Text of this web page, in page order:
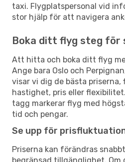
taxi. Flygplatspersonal vid
stor hjälp för att navigera
Boka ditt flyg steg för
Att hitta och boka ditt flyg
Ange bara Oslo och
visar vi dig de bästa
hastighet, pris eller
tagg markerar flyg med
tid och pengar.
Se upp för
Priserna kan förändras